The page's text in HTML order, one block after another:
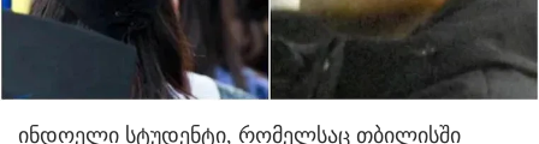
ინდოელი სტუდენტი, რომელსაც თბილისში